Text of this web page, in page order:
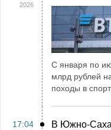
2026
С января по
млрд рублей
походы в
17:04
В Южно-